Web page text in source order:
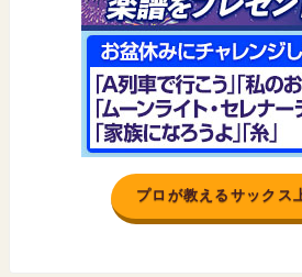
プロが教えるサックス